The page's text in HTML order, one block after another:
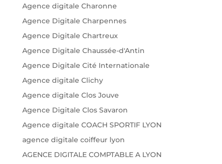
Agence digitale Charonne
Agence Digitale Charpennes
Agence Digitale Chartreux
Agence Digitale Chaussée-d'Antin
Agence Digitale Cité Internationale
Agence digitale Clichy
Agence digitale Clos Jouve
Agence Digitale Clos Savaron
Agence digitale COACH SPORTIF LYON
agence digitale coiffeur lyon
AGENCE DIGITALE COMPTABLE A LYON